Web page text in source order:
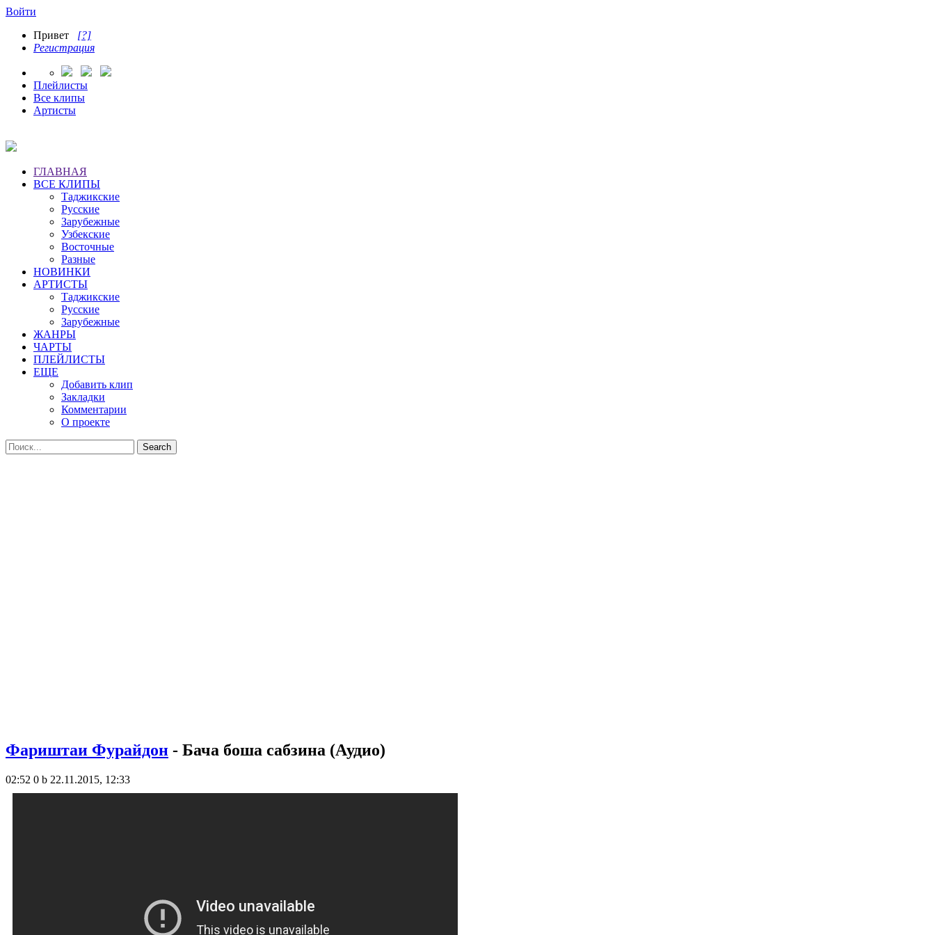
Войти
Привет [?]
Регистрация
Плейлисты
Все клипы
Артисты
ГЛАВНАЯ
ВСЕ КЛИПЫ
Таджикские
Русские
Зарубежные
Узбекские
Восточные
Разные
НОВИНКИ
АРТИСТЫ
Таджикские
Русские
Зарубежные
ЖАНРЫ
ЧАРТЫ
ПЛЕЙЛИСТЫ
ЕЩЕ
Добавить клип
Закладки
Комментарии
О проекте
Фариштаи Фурайдон - Бача боша сабзина (Аудио)
02:52 0 b 22.11.2015, 12:33